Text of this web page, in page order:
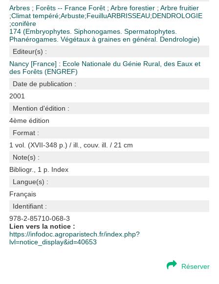
Arbres ; Forêts -- France Forêt ;Arbre forestier ;Arbre fruitier
;Climat tempéré;Arbuste;FeuilluARBRISSEAU;DENDROLOGIE
;conifère
174 (Embryophytes. Siphonogames. Spermatophytes.
Phanérogames. Végétaux à graines en général. Dendrologie)
Editeur(s) :
Nancy [France] : Ecole Nationale du Génie Rural, des Eaux et
des Forêts (ENGREF)
Date de publication :
2001
Mention d'édition :
4ème édition
Format :
1 vol. (XVII-348 p.) / ill., couv. ill. / 21 cm
Note(s) :
Bibliogr., 1 p. Index
Langue(s) :
Français
Identifiant :
978-2-85710-068-3
Lien vers la notice :
https://infodoc.agroparistech.fr/index.php?
lvl=notice_display&id=40653
Réserver